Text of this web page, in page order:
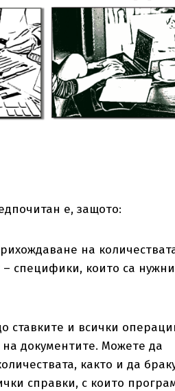
е, защото:
на
специфики, които са
ставките и всички
документите. Можете да
както и да
справки, с които